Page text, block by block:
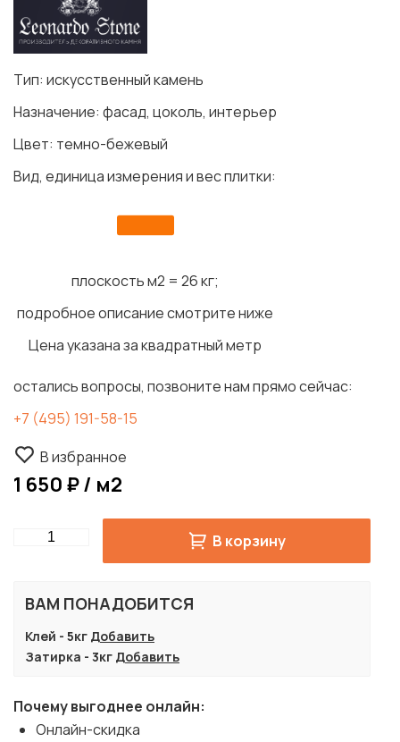
Тип: искусственный камень
Назначение: фасад, цоколь, интерьер
Цвет: темно-бежевый
Вид, единица измерения и вес плитки:
плоскость м2 = 26 кг;
подробное описание смотрите ниже
Цена указана за квадратный метр
остались вопросы, позвоните нам прямо сейчас:
+7 (495) 191-58-15
В избранное
1 650 ₽ / м2
Quantity В корзину
ВАМ ПОНАДОБИТСЯ
Клей - 5кг Добавить
Затирка - 3кг Добавить
Почему выгоднее онлайн:
Онлайн-скидка